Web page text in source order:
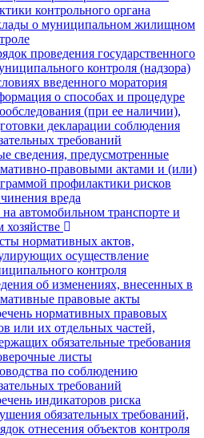
контрольного органа
о муниципальном жилищном
проведения государственного
контроля (надзора)
введенного моратория
о способах и процедуре
(при ее наличии),
декларации соблюдения
требований
сведения, предусмотренные
правовыми актами и (или)
профилактики рисков
вреда
автомобильном транспорте и
нормативных актов,
осуществление
контроля
об изменениях, внесенных в
правовые акты
нормативных правовых
или их отдельных частей,
обязательные требования
листы
по соблюдению
требований
индикаторов риска
обязательных требований,
отнесения объектов контроля